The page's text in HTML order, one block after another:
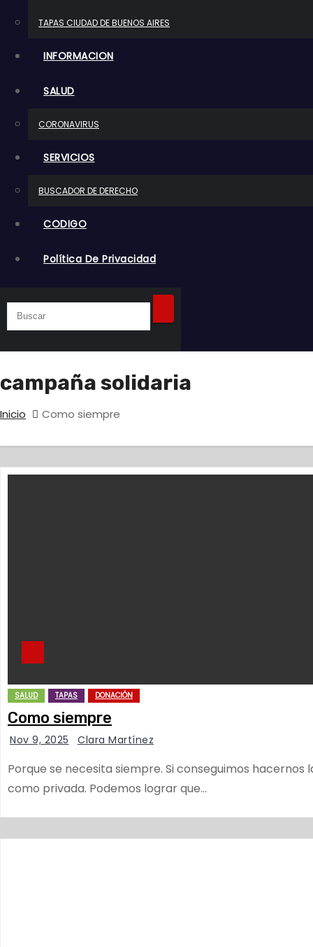
TAPAS CIUDAD DE BUENOS AIRES
INFORMACION
SALUD
CORONAVIRUS
SERVICIOS
BUSCADOR DE DERECHO
CODIGO
Política De Privacidad
campaña solidaria
Inicio Como siempre
SALUD TAPAS DONACIÓN
Como siempre
Nov 9, 2025 Clara Martínez
Porque se necesita siempre. Si conseguimos
como privada. Podemos lograr que…